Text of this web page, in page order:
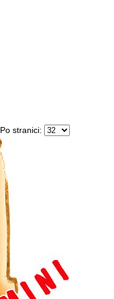
Po stranici: